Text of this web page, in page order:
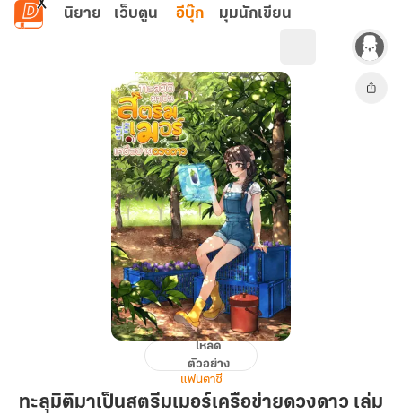
ข้ามไปยังเนื้อหาหลัก
นิยาย เว็บตูน อีบุ๊ก มุมนักเขียน
มา
โหลด
ตัวอย่าง
แฟนตาซี
ทะลุมิติมาเป็นสตรีมเมอร์เครือข่ายดวงดาว เล่ม